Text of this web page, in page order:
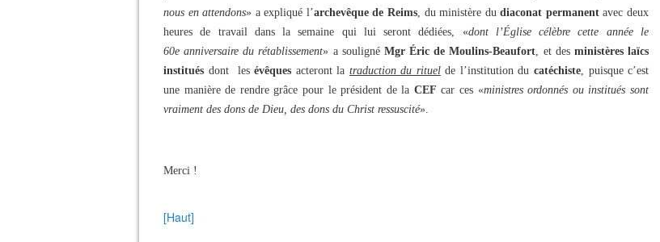
nous en attendons» a expliqué l’archevêque de Reims, du ministère dudiaconat permanentavec deux
heures de travail dans la semaine qui lui seront dédiées, «dont l’Église célèbre cette année le
60e anniversaire du rétablissement» a souligné Mgr Éric de Moulins-Beaufort, et des ministères laïcs
institués dont lesévêques acteront la traduction du rituelde l’institution du catéchiste, puisque c’est
une manière de rendre grâce pour le président de la CEF car ces «ministres ordonnés ou institués sont
vraiment des dons de Dieu, des dons du Christ ressuscité».
Merci !
[Haut]